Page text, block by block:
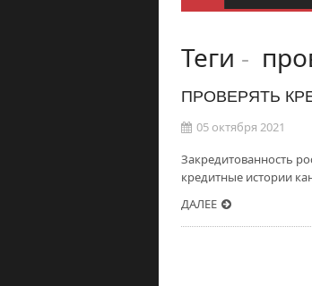
Теги -
ПРОВЕРЯТЬ
05 октября 2021
Закредитованность
кредитные истории
ДАЛЕЕ